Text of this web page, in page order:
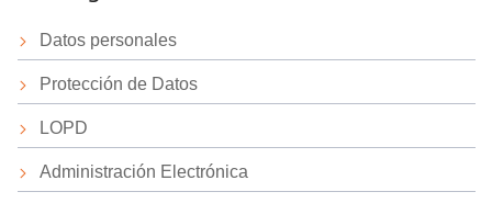
Datos personales
Protección de Datos
LOPD
Administración Electrónica